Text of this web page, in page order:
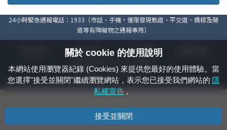
24小時緊急通報電話：1933（市話、手機，僅限發現軌道、平交道、橋樑及隧
道等有障礙物之通報專用）
資通安全政策 著作權聲明
國營臺灣鐵路股份有限公司 © 版權所有
本頁產生時間： 2026/08/08 14:46:52
關於 cookie 的使用說明
本網站使用瀏覽器紀錄 (Cookies) 來提供您最好的使用體驗。當
您選擇"接受並關閉"繼續瀏覽網站，表示您已接受我們網站的 隱
私權宣告 。
接受並關閉